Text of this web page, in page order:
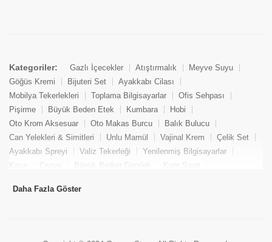
Kategoriler: Gazlı İçecekler Atıştırmalık
Meyve Suyu
Göğüs Kremi
Bijuteri Set
Ayakkabı Cilası
Mobilya Tekerlekleri
Toplama Bilgisayarlar
Ofis Sehpası
Pişirme
Büyük Beden Etek Kumbara
Hobi
Oto Krom Aksesuar
Oto Makas Burcu
Balık Bulucu
Can Yelekleri & Simitleri
Unlu Mamül Vajinal Krem
Çelik Set
Ayakkabı Spreyi
Valiz Tekerleği
Yenilenmiş Bilgisayarlar
Kasa
Cezve Büyük Beden Gömlek
Kum Saati
Tekne Bağlama & Demirleme
Daha Fazla Göster